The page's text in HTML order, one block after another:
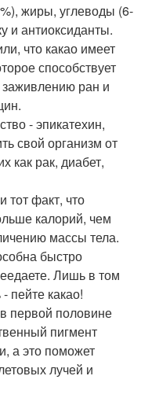
жиры, углеводы (6-
и антиоксиданты.
что какао имеет
способствует
заживлению ран и
- эпикатехин,
свой организм от
как рак, диабет,
тот факт, что
калорий, чем
массы тела.
быстро
Лишь в том
пейте какао!
первой половине
пигмент
а это поможет
лучей и